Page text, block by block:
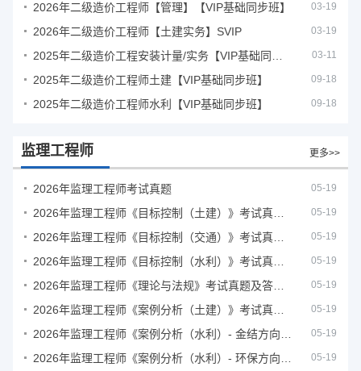
2026年二级造价工程师【管理】【VIP基础同步班】 03-19
2026年二级造价工程师【土建实务】SVIP 03-19
03-11
2025年二级造价工程师土建【VIP基础同步班】 09-18
2025年二级造价工程师水利【VIP基础同步班】 09-18
监理工程师 更多>>
2026年监理工程师考试真题 05-19
05-19
05-19
05-19
05-19
05-19
05-19
05-19